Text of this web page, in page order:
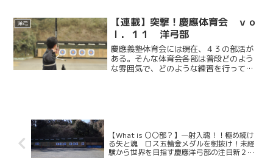
應義塾体育会弓術部の中に洋弓研究班と
して設立され、これ...
洋弓
【連載】突撃！慶應体育会 ｖｏ
ｌ．１１ 洋弓部
慶應義塾体育会には現在、４３の部活が
ある。そんな体育会各部は普段どのよう
な雰囲気で、どのような練習を行ってい
【What is 〇〇部？】一射入魂！！極め続け
る矢と魂 ロス五輪金メダルを射抜け！未経
験から世界を目指す慶應洋弓部の注目新２年